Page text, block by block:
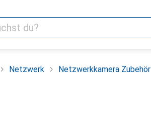
Netzwerk Netzwerkkamera Zubehör